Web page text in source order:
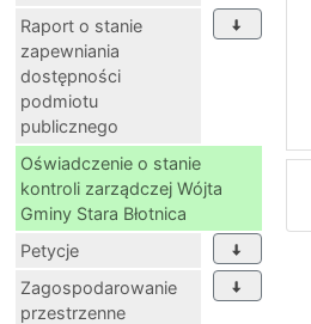
Raport o stanie
zapewniania
dostępności
podmiotu
publicznego
Oświadczenie o stanie
kontroli zarządczej Wójta
Gminy Stara Błotnica
Petycje
Zagospodarowanie
przestrzenne